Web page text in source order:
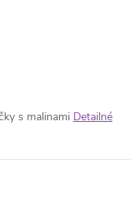
s malinami Detailné